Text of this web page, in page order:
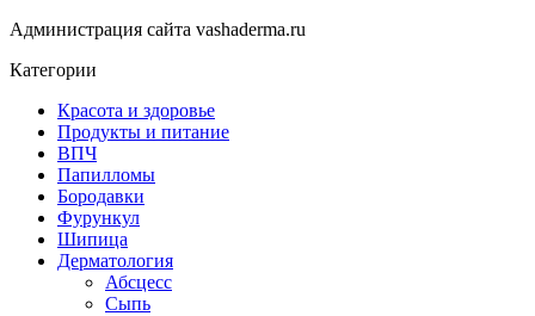
Администрация сайта vashaderma.ru
Категории
Красота и здоровье
Продукты и питание
ВПЧ
Папилломы
Бородавки
Фурункул
Шипица
Дерматология
Абсцесс
Сыпь